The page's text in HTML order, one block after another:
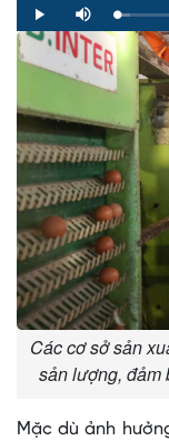
Play Mute Loaded:
0%
Progress:
0%
Các cơ sở sản
sản lượng, đảm
Mặc dù ảnh